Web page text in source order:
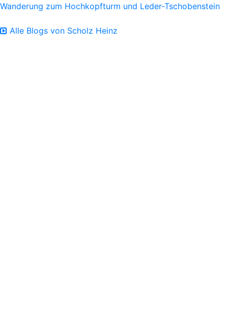
Wanderung zum Hochkopfturm und Leder-Tschobenstein
Alle Blogs von Scholz Heinz